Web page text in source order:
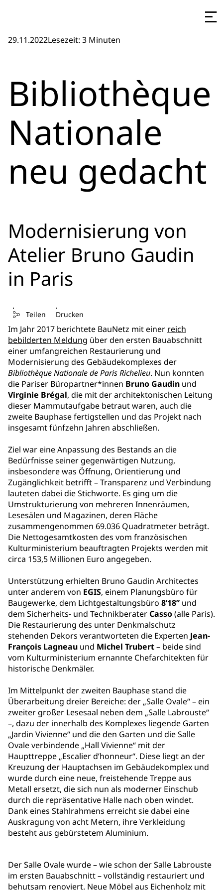
29.11.2022Lesezeit: 3 Minuten
Bibliothèque
Nationale
neu gedacht
Modernisierung von
Atelier Bruno Gaudin
in Paris
Teilen Drucken
Im Jahr 2017 berichtete BauNetz mit einer reich
bebilderten Meldung über den ersten Bauabschnitt
einer umfangreichen Restaurierung und
Modernisierung des Gebäudekomplexes der
Bibliothèque Nationale de Paris Richelieu. Nun konnten
die Pariser Büropartner*innen Bruno Gaudin und
Virginie Brégal, die mit der architektonischen Leitung
dieser Mammutaufgabe betraut waren, auch die
zweite Bauphase fertigstellen und das Projekt nach
insgesamt fünfzehn Jahren abschließen.
Ziel war eine Anpassung des Bestands an die
Bedürfnisse seiner gegenwärtigen Nutzung,
insbesondere was Öffnung, Orientierung und
Zugänglichkeit betrifft – Transparenz und Verbindung
lauteten dabei die Stichworte. Es ging um die
Umstrukturierung von mehreren Innenräumen,
Lesesälen und Magazinen, deren Fläche
zusammengenommen 69.036 Quadratmeter beträgt.
Die Nettogesamtkosten des vom französischen
Kulturministerium beauftragten Projekts werden mit
circa 153,5 Millionen Euro angegeben.
Unterstützung erhielten Bruno Gaudin Architectes
unter anderem von EGIS, einem Planungsbüro für
Baugewerke, dem Lichtgestaltungsbüro 8’18” und
dem Sicherheits- und TechnikberaterCasso(alle Paris).
Die Restaurierung des unter Denkmalschutz
stehenden Dekors verantworteten die Experten Jean-
François Lagneau und Michel Trubert– beide sind
vom Kulturministerium ernannte Chefarchitekten für
historische Denkmäler.
Im Mittelpunkt der zweiten Bauphase stand die
Überarbeitung dreier Bereiche: der „Salle Ovale“ – ein
zweiter großer Lesesaal neben dem „Salle Labrouste“
–, dazu der innerhalb des Komplexes liegende Garten
„Jardin Vivienne“ und die den Garten und die Salle
Ovale verbindende „Hall Vivienne“ mit der
Haupttreppe „Escalier d’honneur“. Diese liegt an der
Kreuzung der Hauptachsen im Gebäudekomplex und
wurde durch eine neue, freistehende Treppe aus
Metall ersetzt, die sich nun als moderner Einschub
durch die repräsentative Halle nach oben windet.
Dank eines Stahlrahmens erreicht sie dabei eine
Auskragung von acht Metern, ihre Verkleidung
besteht aus gebürstetem Aluminium.
Der Salle Ovale wurde – wie schon der Salle Labrouste
im ersten Bauabschnitt – vollständig restauriert und
behutsam renoviert. Neue Möbel aus Eichenholz mit